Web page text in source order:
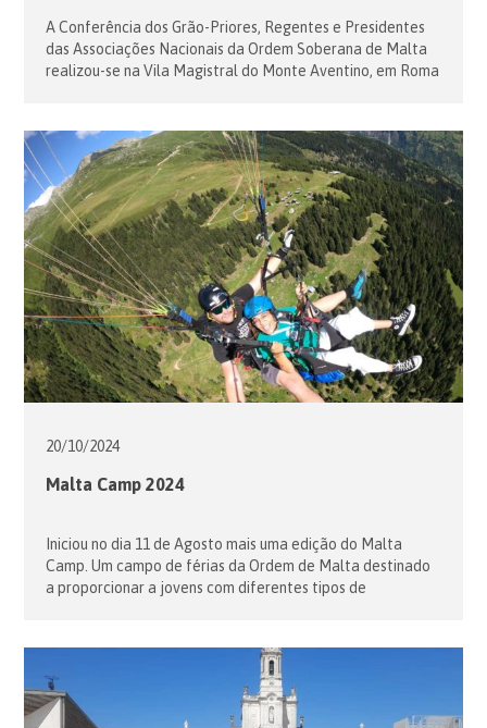
A Conferência dos Grão-Priores, Regentes e Presidentes
das Associações Nacionais da Ordem Soberana de Malta
realizou-se na Vila Magistral do Monte Aventino, em Roma
às estratégias de angariação de fundos para apoiar obras
de […]
20/10/2024
Malta Camp 2024
Iniciou no dia 11 de Agosto mais uma edição do Malta
Camp. Um campo de férias da Ordem de Malta destinado
a proporcionar a jovens com diferentes tipos de
delegação de voluntários e uma convidada. Durante os
vários […]